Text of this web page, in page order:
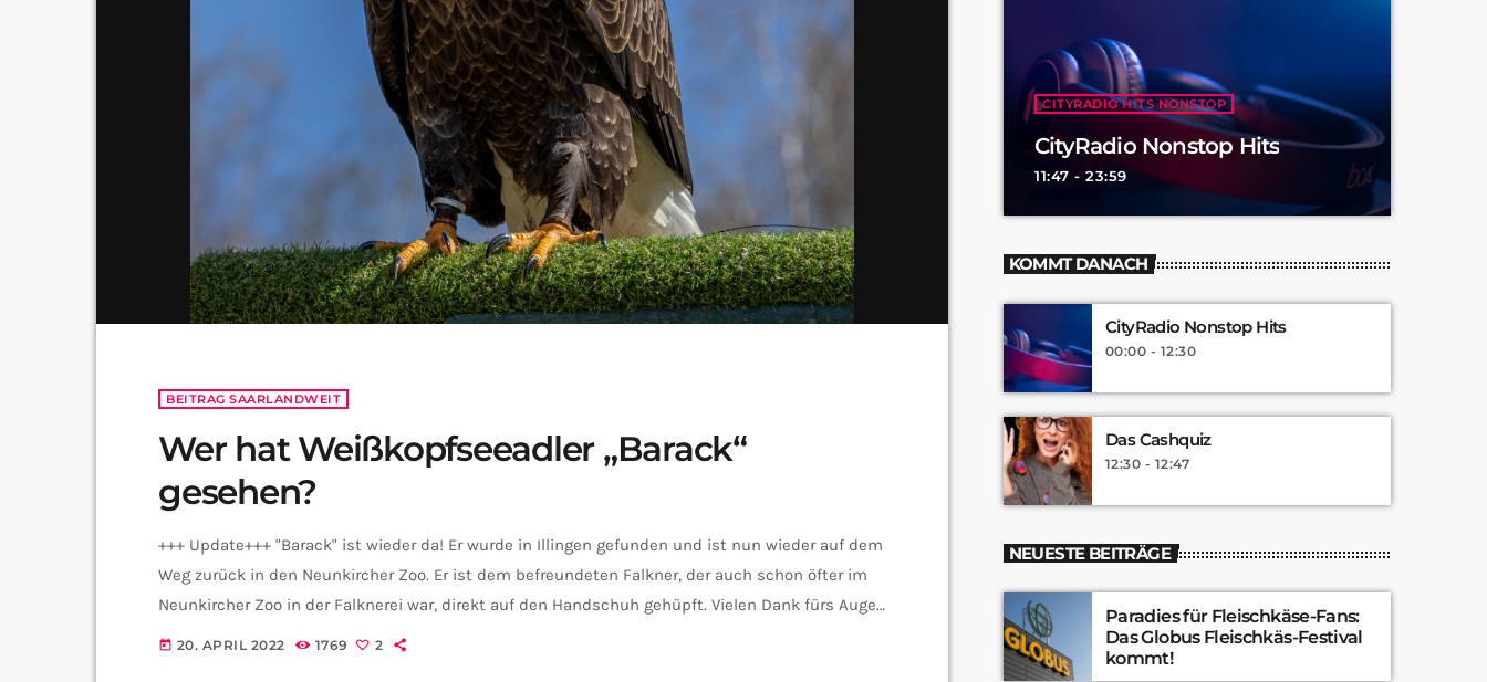
BEITRAG SAARLANDWEIT
Wer hat Weißkopfseeadler „Barack“
gesehen?
+++ Update+++ "Barack" ist wieder da! Er wurde in Illingen gefunden und ist nun wieder auf dem
Weg zurück in den Neunkircher Zoo. Er ist dem befreundeten Falkner, der auch schon öfter im
Neunkircher Zoo in der Falknerei war, direkt auf den Handschuh gehüpft. Vielen Dank fürs Augen
offen halten, Daumen drücken und teilen! Nach seinem ersten richtigen Ausflug hat Barack,
today 20. APRIL 2022 1769 2
CITYRADIO HITS NONSTOP
CityRadio Nonstop Hits
11:47 - 23:59
KOMMT DANACH
CityRadio Nonstop Hits
00:00 - 12:30
Das Cashquiz
12:30 - 12:47
NEUESTE BEITRÄGE
Paradies für Fleischkäse-Fans:
Das Globus Fleischkäs-Festival
kommt!